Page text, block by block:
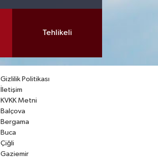
Tehlikeli
Gizlilik Politikası
İletişim
KVKK Metni
Balçova
Bergama
Buca
Çiğli
Gaziemir